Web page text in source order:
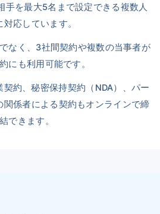
手を最大5名まで設定できる複数人
対応しています。
なく、3社間契約や複数の当事者が
にも利用可能です。
約、秘密保持契約（NDA）、パー
関係者による契約もオンラインで締
結できます。